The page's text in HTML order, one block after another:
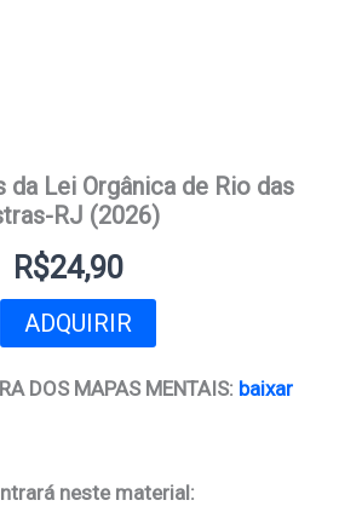
da Lei Orgânica de Rio das
RJ (2026)
R$24,90
ADQUIRIR
DOS MAPAS MENTAIS: baixar
neste material: